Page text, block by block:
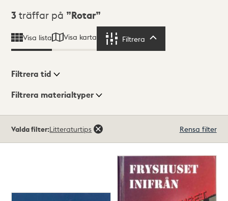
Sökresultat
3 träffar på Rotar
Visa lista Visa karta Filtrera
Visningsläge
Filtrera tid
Filtrera materialtyper
träffar
Valda filter:Litteraturtips Rensa filter